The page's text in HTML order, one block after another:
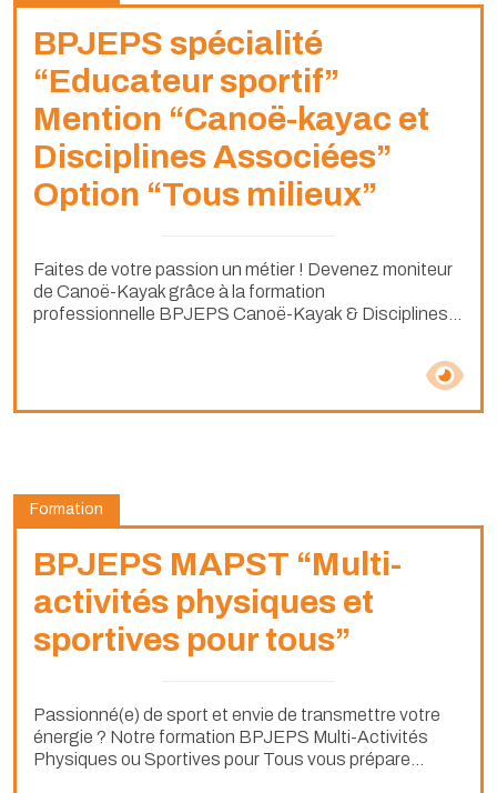
BPJEPS spécialité
“Educateur sportif”
Mention “Canoë-kayac et
Disciplines Associées”
Option “Tous milieux”
Faites de votre passion un métier ! Devenez moniteur
de Canoë-Kayak grâce à la formation
professionnelle BPJEPS Canoë-Kayak & Disciplines...
Formation
BPJEPS MAPST “Multi-
activités physiques et
sportives pour tous”
Passionné(e) de sport et envie de transmettre votre
énergie ? Notre formation BPJEPS Multi-Activités
Physiques ou Sportives pour Tous vous prépare...